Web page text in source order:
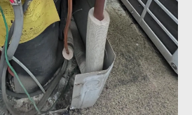
果的な再利用事例
がもたらす経済的なメリット
エアコンの長持ちテクニック
活かした寿命延長の工夫
コン工事再利用のプロセスと